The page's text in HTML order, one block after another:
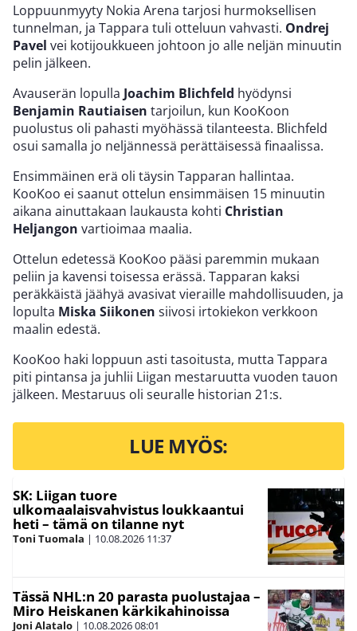
Loppuunmyyty Nokia Arena tarjosi hurmoksellisen
tunnelman, ja Tappara tuli otteluun vahvasti. Ondrej
Pavel vei kotijoukkueen johtoon jo alle neljän minuutin
pelin jälkeen.
Avauserän lopulla Joachim Blichfeld hyödynsi
Benjamin Rautiaisen tarjoilun, kun KooKoon
puolustus oli pahasti myöhässä tilanteesta. Blichfeld
osui samalla jo neljännessä perättäisessä finaalissa.
Ensimmäinen erä oli täysin Tapparan hallintaa.
KooKoo ei saanut ottelun ensimmäisen 15 minuutin
aikana ainuttakaan laukausta kohti Christian
Heljangon vartioimaa maalia.
Ottelun edetessä KooKoo pääsi paremmin mukaan
peliin ja kavensi toisessa erässä. Tapparan kaksi
peräkkäistä jäähyä avasivat vieraille mahdollisuuden, ja
lopulta Miska Siikonen siivosi irtokiekon verkkoon
maalin edestä.
KooKoo haki loppuun asti tasoitusta, mutta Tappara
piti pintansa ja juhlii Liigan mestaruutta vuoden tauon
jälkeen. Mestaruus oli seuralle historian 21:s.
LUE MYÖS:
SK: Liigan tuore
ulkomaalaisvahvistus loukkaantui
heti – tämä on tilanne nyt
Toni Tuomala | 10.08.2026 11:37
Tässä NHL:n 20 parasta puolustajaa –
Miro Heiskanen kärkikahinoissa
Joni Alatalo | 10.08.202608:01